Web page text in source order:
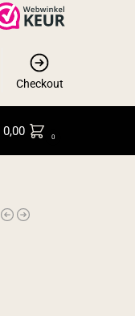
Checkout
0,00 0